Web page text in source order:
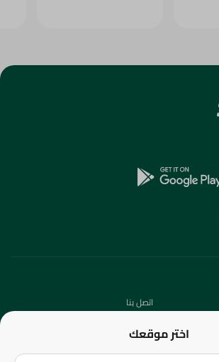
اختر موقعك
اتصل بنا
الفروع